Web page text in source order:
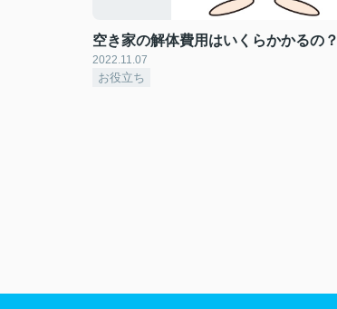
空き家の解体費用はいくらかかるの？
2022.11.07
お役立ち